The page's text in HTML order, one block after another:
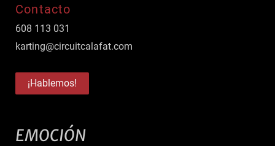
Contacto
608 113 031
karting@circuitcalafat.com
¡Hablemos!
EMOCIÓN